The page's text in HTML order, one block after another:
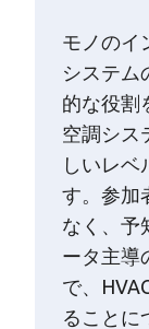
モノのイ
システム
的な役割
空調シス
しいレベ
す。参加
なく、予
ータ主導
で、
ることに